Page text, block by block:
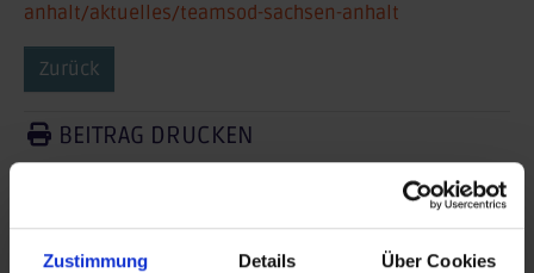
Zustimmung Details Über Cookies
anhalt/aktuelles/teamsod-sachsen-anhalt
Zurück
BEITRAG DRUCKEN
teilen